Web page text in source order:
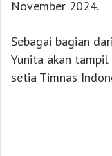
November 2024.
Sebagai bagian
Yunita akan tampil
setia Timnas